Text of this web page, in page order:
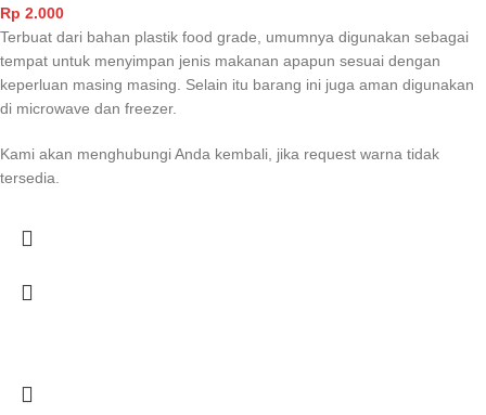
Rp 2.000
Terbuat dari bahan plastik food grade, umumnya digunakan sebagai
tempat untuk menyimpan jenis makanan apapun sesuai dengan
keperluan masing masing. Selain itu barang ini juga aman digunakan
di microwave dan freezer.
Kami akan menghubungi Anda kembali, jika request warna tidak
tersedia.